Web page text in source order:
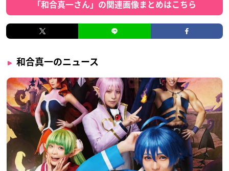
「和合真一さん」の関連画像まとめはこちら
和合真一のニュース